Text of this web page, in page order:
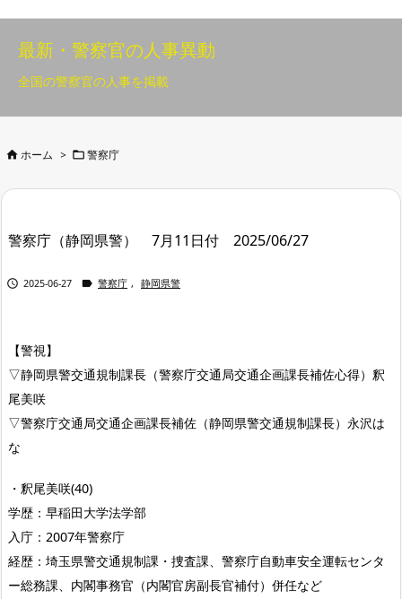
最新・警察官の人事異動
全国の警察官の人事を掲載
 ホーム >  警察庁
警察庁（静岡県警） 7月11日付 2025/06/27
 2025-06-27  警察庁 , 静岡県警
【警視】
▽静岡県警交通規制課長（警察庁交通局交通企画課長補佐心得）釈
尾美咲
▽警察庁交通局交通企画課長補佐（静岡県警交通規制課長）永沢は
な
・釈尾美咲(40)
学歴：早稲田大学法学部
入庁：2007年警察庁
経歴：埼玉県警交通規制課・捜査課、警察庁自動車安全運転センタ
ー総務課、内閣事務官（内閣官房副長官補付）併任など